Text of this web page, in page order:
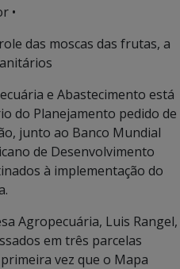
•
das moscas das frutas, a
e Abastecimento está
do Planejamento pedido de
junto ao Banco Mundial
de Desenvolvimento
à implementação do
Agropecuária, Luis Rangel,
em três parcelas
vez que o Mapa